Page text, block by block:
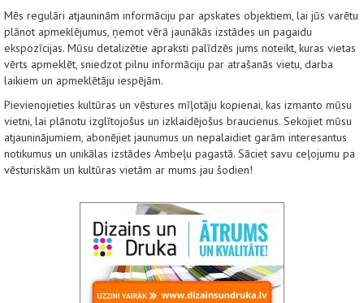
Mēs regulāri atjauninām informāciju par apskates objektiem, lai jūs varētu
plānot apmeklējumus, ņemot vērā jaunākās izstādes un pagaidu
ekspozīcijas. Mūsu detalizētie apraksti palīdzēs jums noteikt, kuras vietas
vērts apmeklēt, sniedzot pilnu informāciju par atrašanās vietu, darba
laikiem un apmeklētāju iespējām.
Pievienojieties kultūras un vēstures mīļotāju kopienai, kas izmanto mūsu
vietni, lai plānotu izglītojošus un izklaidējošus braucienus. Sekojiet mūsu
atjauninājumiem, abonējiet jaunumus un nepalaidiet garām interesantus
notikumus un unikālas izstādes Ambeļu pagastā. Sāciet savu ceļojumu pa
vēsturiskām un kultūras vietām ar mums jau šodien!